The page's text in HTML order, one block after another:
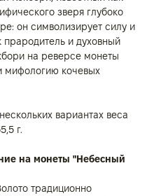
зверя глубоко
он символизирует силу и
прародитель и духовный
на реверсе монеты
мифологию кочевых
вариантах веса
г.
на монеты "Небесный
традиционно